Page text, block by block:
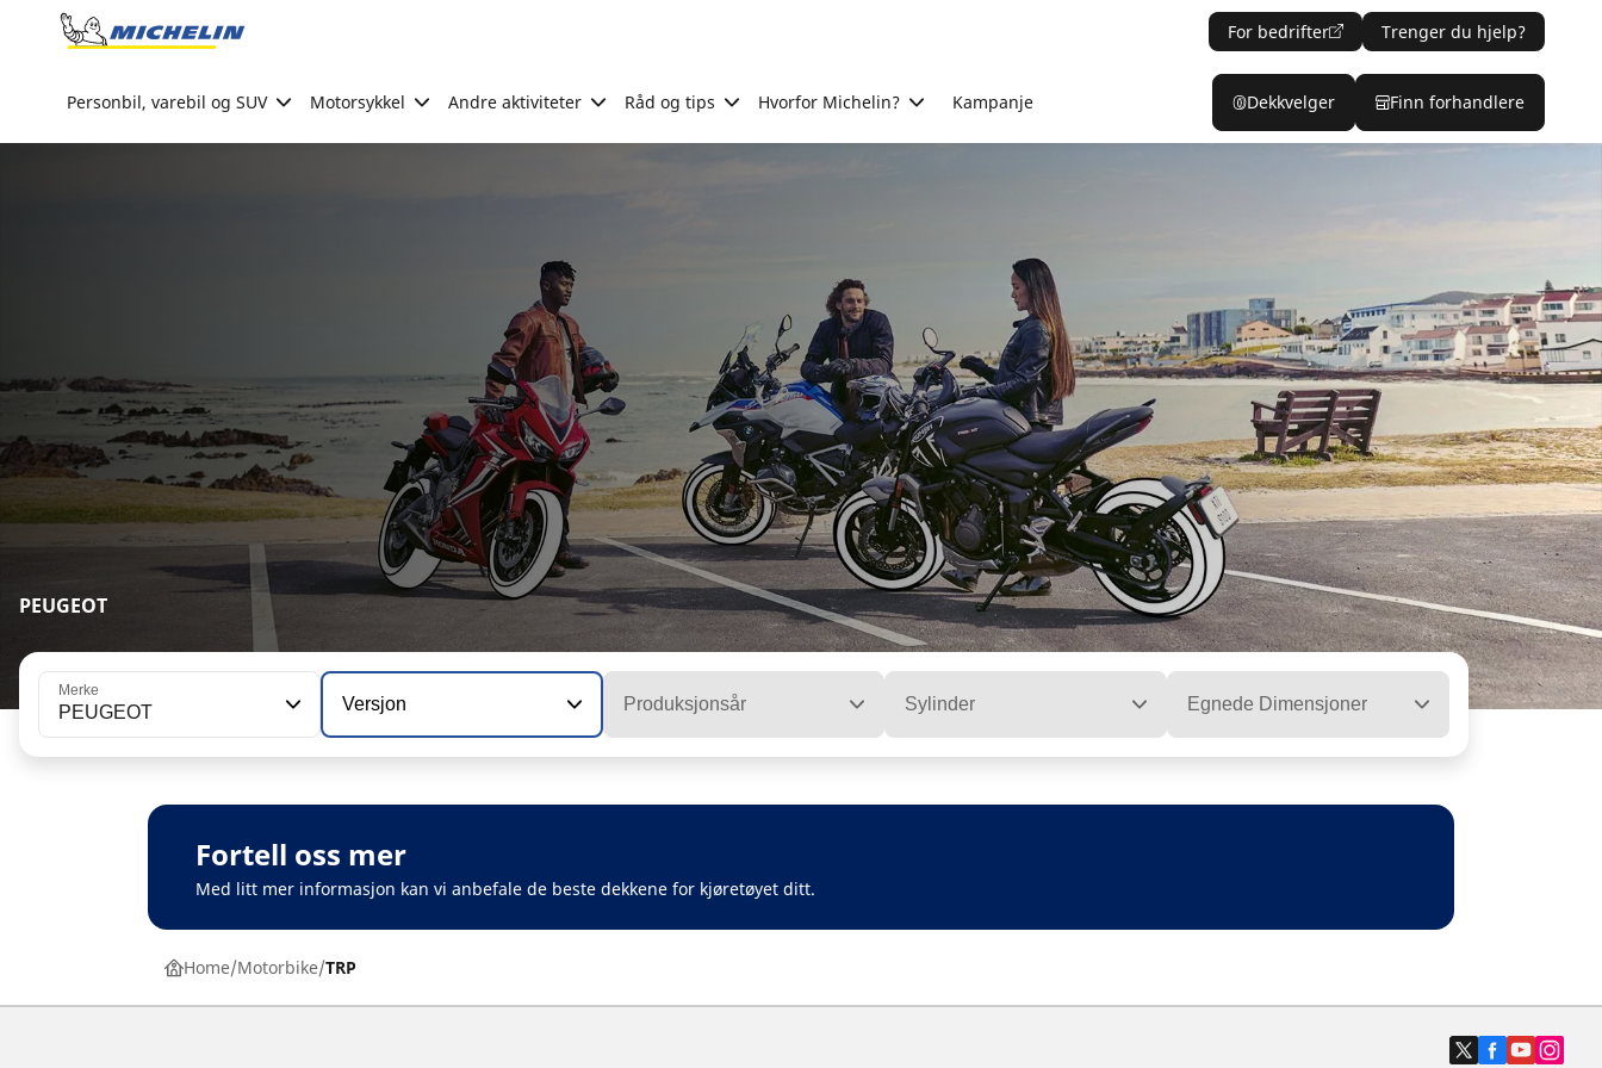
Go to page content
For bedrifter Trenger du hjelp?
Personbil, varebil og SUV Motorsykkel Andre aktiviteter Råd og tips Hvorfor Michelin? Kampanje Dekkvelger Finn forhandlere
PEUGEOT
Merke
PEUGEOT Versjon Produksjonsår Sylinder Egnede Dimensjoner
Fortell oss mer
Med litt mer informasjon kan vi anbefale de beste dekkene for kjøretøyet ditt.
Home Motorbike TRP